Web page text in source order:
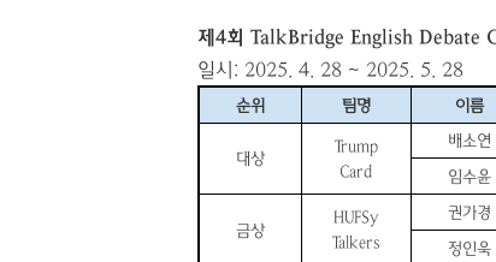
제4회 TalkBridge English Debate
일시 : 2025. 4. 28 ~ 2025. 5. 28
순위 팀명 이름
대상
Trump
Card
배소연
임수윤
금상
HUFSy
Talkers
권가경
정인욱